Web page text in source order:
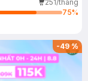
251/tháng
75%
-49%